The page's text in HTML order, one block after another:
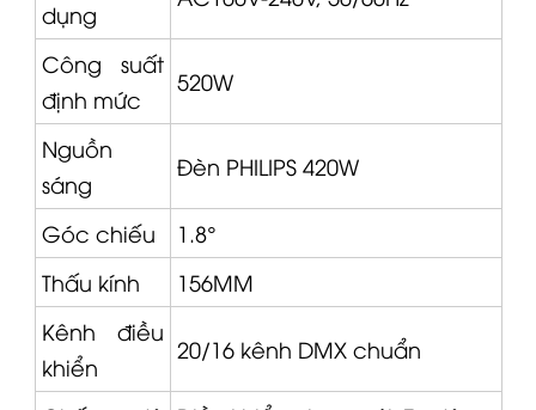
dụng
Công suất
định mức
520W
Nguồn
sáng
Đèn PHILIPS420W
Góc chiếu
1.8°
Thấu kính
156MM
Kênh điều
khiển
20/16 kênh DMX chuẩn